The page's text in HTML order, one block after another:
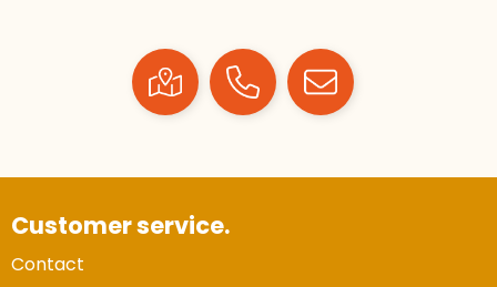
Customer service.
Contact